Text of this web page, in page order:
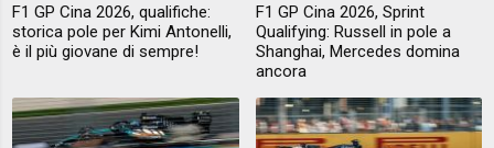
F1 GP Cina 2026, qualifiche:
storica pole per Kimi Antonelli,
è il più giovane di sempre!
F1 GP Cina 2026, Sprint
Qualifying: Russell in pole a
Shanghai, Mercedes domina
ancora